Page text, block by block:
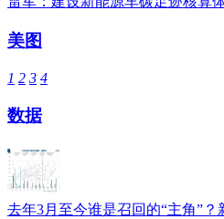
美图
1 2 3 4
数据
去年3月至今谁是召回的“主角”？